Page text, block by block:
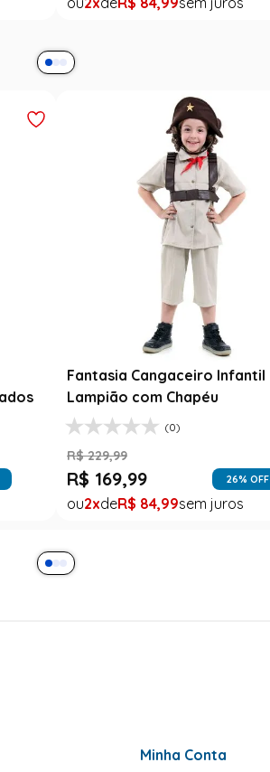
Fantasia Cangaceiro Infantil
Lampião com Chapéu
(0)
R$ 229,99
R$ 169,99 26% OFF
2 R$ 84,99
Minha Conta